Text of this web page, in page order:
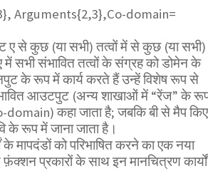
Arguments{2,3},Co-domain=
ए से कुछ (या सभी) तत्वों में से कुछ (या सभी)
में सभी संभावित तत्वों के संग्रह को डोमेन के
के रूप में कार्य करते हैं उन्हें विशेष रूप से
आउटपुट (अन्य शाखाओं में “रेंज” के
domain) कहा जाता है; जबकि बी से मैप किए
के रूप में जाना जाता है।
मापदंडों को परिभाषित करने का एक नया
प्रकारों के साथ इन मानचित्रण कार्यों